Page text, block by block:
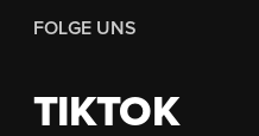
FOLGE UNS
TIKTOK